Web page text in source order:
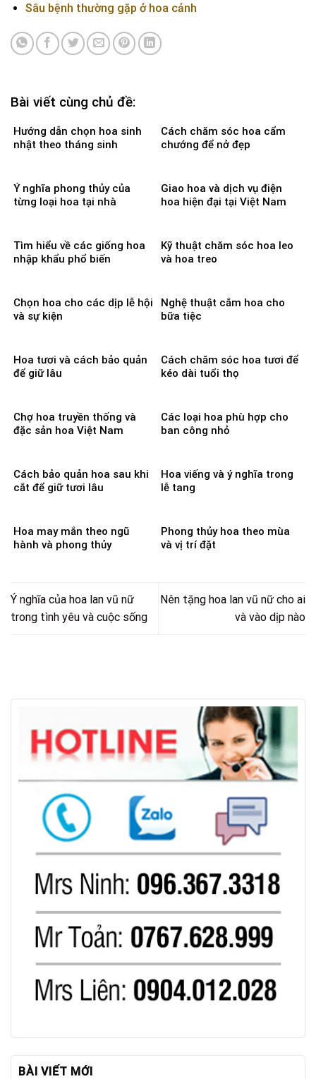
Sâu bệnh thường gặp ở hoa cảnh
Bài viết cùng chủ đề:
Hướng dẫn chọn hoa sinh
nhật theo tháng sinh
Cách chăm sóc hoa cẩm
chướng để nở đẹp
Ý nghĩa phong thủy của
từng loại hoa tại nhà
Giao hoa và dịch vụ điện
hoa hiện đại tại Việt Nam
Tìm hiểu về các giống hoa
nhập khẩu phổ biến
Kỹ thuật chăm sóc hoa leo
và hoa treo
Chọn hoa cho các dịp lễ hội
và sự kiện
Nghệ thuật cắm hoa cho
bữa tiệc
Hoa tươi và cách bảo quản
để giữ lâu
Cách chăm sóc hoa tươi để
kéo dài tuổi thọ
Chợ hoa truyền thống và
đặc sản hoa Việt Nam
Các loại hoa phù hợp cho
ban công nhỏ
Cách bảo quản hoa sau khi
cắt để giữ tươi lâu
Hoa viếng và ý nghĩa trong
lễ tang
Hoa may mắn theo ngũ
hành và phong thủy
Phong thủy hoa theo mùa
và vị trí đặt
Ý nghĩa của hoa lan vũ nữ
trong tình yêu và cuộc sống
Nên tặng hoa lan vũ nữ cho ai
và vào dịp nào
BÀI VIẾT MỚI